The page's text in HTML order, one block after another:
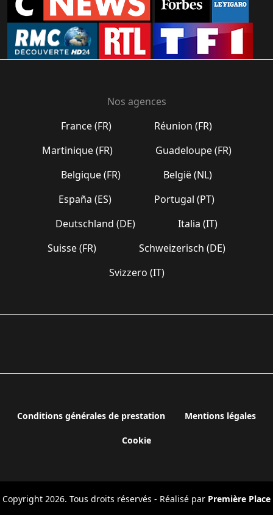
Nos agences
France (FR)
Réunion (FR)
Martinique (FR)
Guadeloupe (FR)
Belgique (FR)
België (NL)
España (ES)
Portugal (PT)
Deutschland (DE)
Italia (IT)
Suisse (FR)
Schweizerisch (DE)
Svizzero (IT)
Conditions générales de prestation Mentions légales
Cookie
Copyright 2026. Tous droits réservés - Réalisé par Première Place